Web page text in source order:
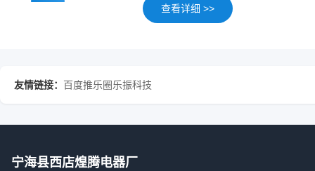
查看详细 >>
友情链接： 百度推乐圈乐振科技
宁海县西店煌腾电器厂